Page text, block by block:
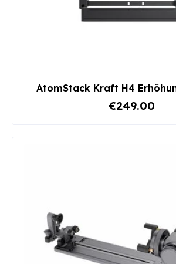
AtomStack Kraft H4
€249.00